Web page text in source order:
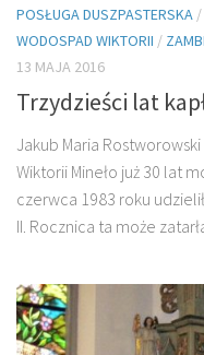
POSŁUGA DUSZPASTERSKA /
WODOSPAD WIKTORII /
13 MAJA 2016
Trzydzieści lat
Jakub Maria
Wiktorii Mineło już 30 lat
czerwca 1983 roku
II. Rocznica ta może